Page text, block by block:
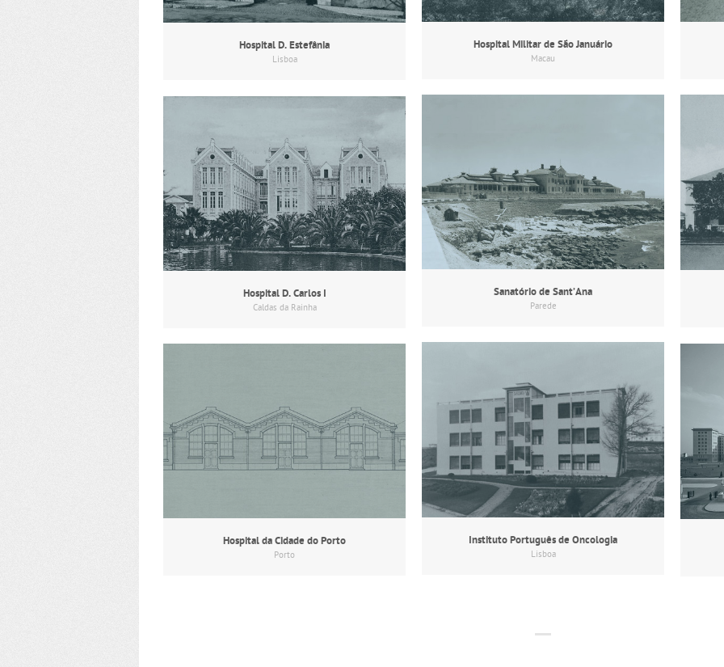
Hospital D. Estefânia
Lisboa
Hospital Militar de São Januário
Macau
Sanatório de Sant’Ana
Parede
Hospital D. Carlos I
Caldas da Rainha
Instituto Português de Oncologia
Lisboa
Hospital da Cidade do Porto
Porto